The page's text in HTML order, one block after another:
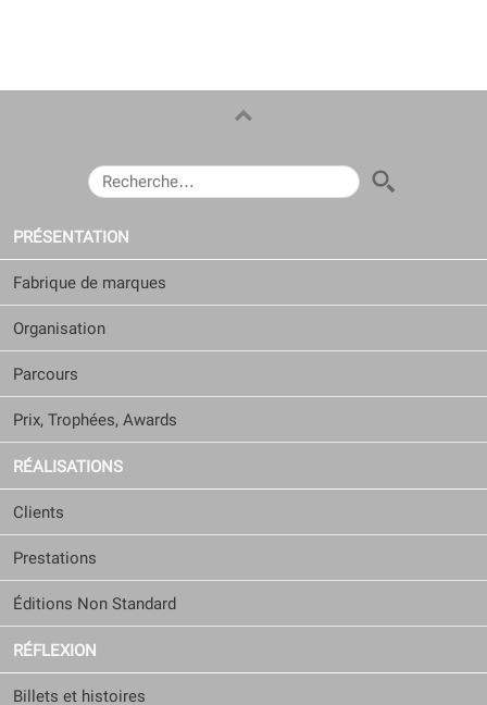
RECHERCHER :
PRÉSENTATION
Fabrique de marques
Organisation
Parcours
Prix, Trophées, Awards
RÉALISATIONS
Clients
Prestations
Éditions Non Standard
RÉFLEXION
Billets et histoires